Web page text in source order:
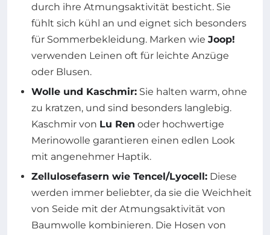
durch ihre Atmungsaktivität besticht. Sie
fühlt sich kühl an und eignet sich besonders
für Sommerbekleidung. Marken wie Joop!
verwenden Leinen oft für leichte Anzüge
oder Blusen.
Wolle und Kaschmir: Sie halten warm, ohne
zu kratzen, und sind besonders langlebig.
Kaschmir von Lu Ren oder hochwertige
Merinowolle garantieren einen edlen Look
mit angenehmer Haptik.
Zellulosefasern wie Tencel/Lyocell: Diese
werden immer beliebter, da sie die Weichheit
von Seide mit der Atmungsaktivität von
Baumwolle kombinieren. Die Hosen von